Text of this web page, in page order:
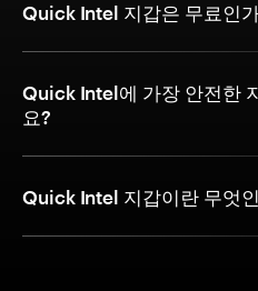
Quick Intel 지갑은 무료인
Quick Intel에 가장 안전한
요?
Quick Intel 지갑이란 무엇